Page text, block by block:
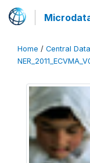
Home / Central